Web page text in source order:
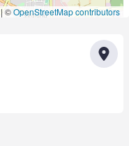
|©OpenStreetMap contributors